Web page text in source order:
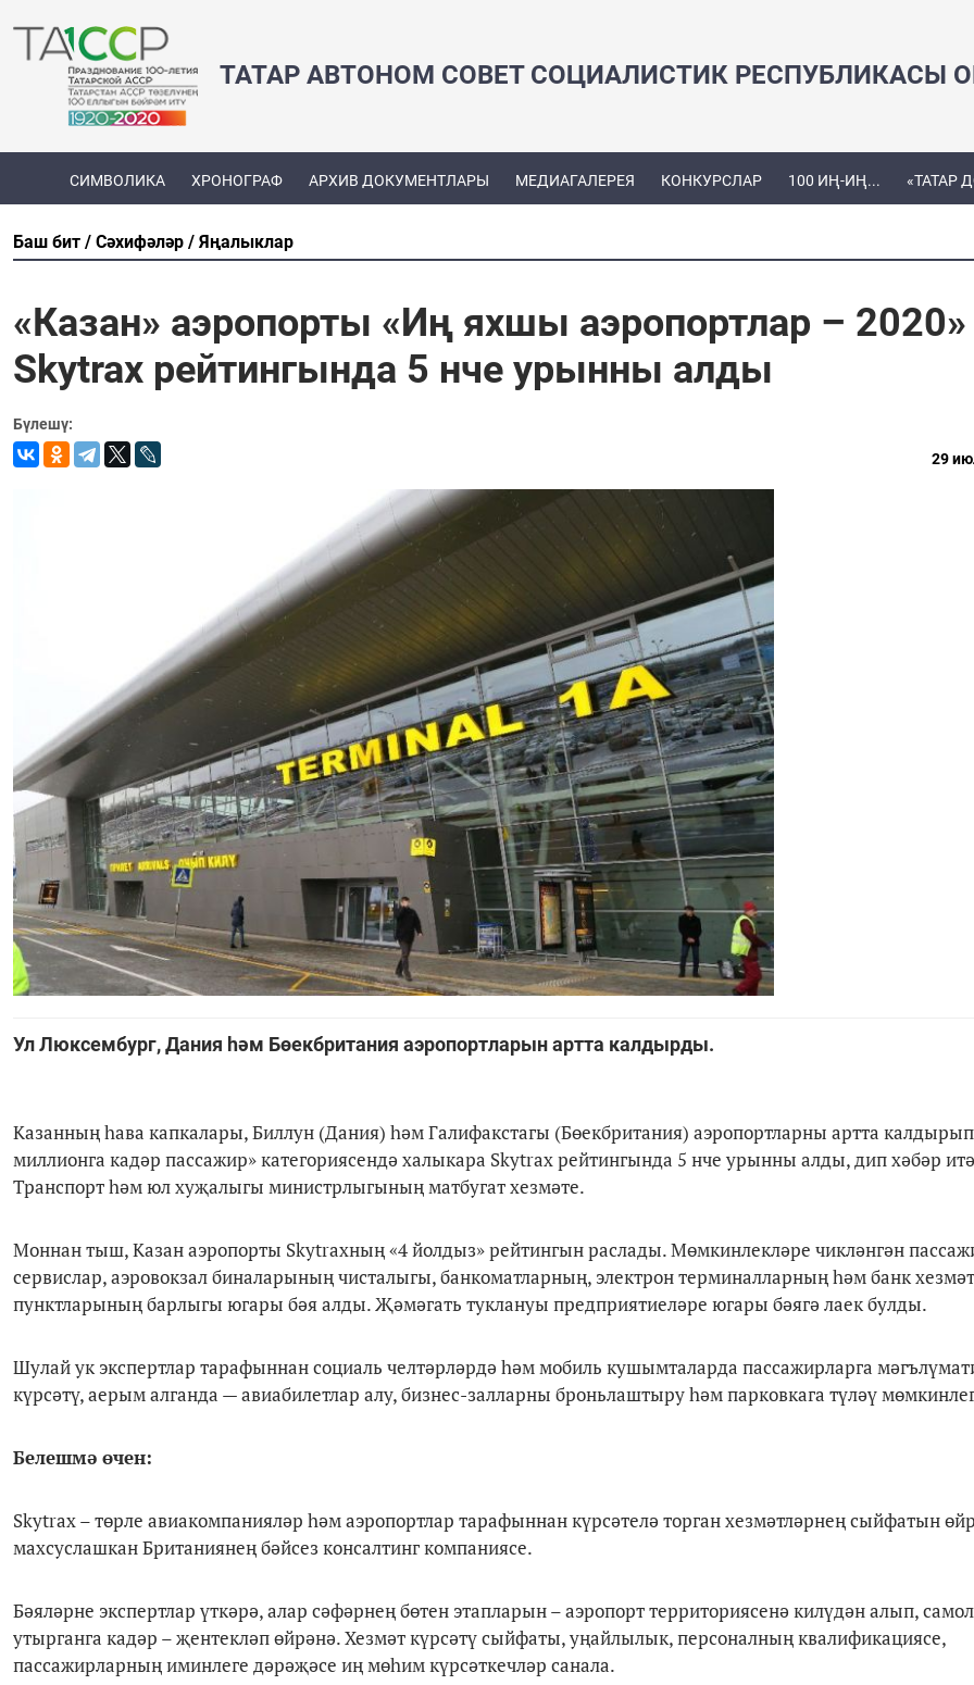
ТАТАР АВТОНОМ СОВЕТ СОЦИАЛИСТИК РЕСПУБЛИКАСЫ
СИМВОЛИКА ХРОНОГРАФ АРХИВ ДОКУМЕНТЛАРЫ МЕДИАГАЛЕРЕЯ КОНКУРСЛАР 100 ИҢ-ИҢ... «ТАТАР
Баш бит Сәхифәләр Яңалыклар
«Казан» аэропорты «Иң яхшы аэропортлар – 2020»
Skytrax рейтингында 5 нче урынны алды
Бүлешү:
29
Ул Люксембург, Дания һәм Бөекбритания аэропортларын артта калдырды.
Казанның һава капкалары, Биллун (Дания) һәм Галифакстагы (Бөекбритания) аэропортларны артта
миллионга кадәр пассажир» категориясендә халыкара Skytrax рейтингында 5 нче урынны алды, дип хәбәр
Транспорт һәм юл хуҗалыгы министрлыгының матбугат хезмәте.
Моннан тыш, Казан аэропорты Skytraxның «4 йолдыз» рейтингын раслады. Мөмкинлекләре чикләнгән
сервислар, аэровокзал биналарының чисталыгы, банкоматларның, электрон терминалларның һәм банк
пунктларының барлыгы югары бәя алды. Җәмәгать туклануы предприятиеләре югары бәягә лаек булды.
Шулай ук экспертлар тарафыннан социаль челтәрләрдә һәм мобиль кушымталарда пассажирларга
күрсәтү, аерым алганда — авиабилетлар алу, бизнес-залларны броньлаштыру һәм парковкага түләү
Белешмә өчен:
Skytrax – төрле авиакомпанияләр һәм аэропортлар тарафыннан күрсәтелә торган хезмәтләрнең сыйфатын
махсуслашкан Британиянең бәйсез консалтинг компаниясе.
Бәяләрне экспертлар үткәрә, алар сәфәрнең бөтен этапларын – аэропорт территориясенә килүдән алып,
утырганга кадәр – җентекләп өйрәнә. Хезмәт күрсәтү сыйфаты, уңайлылык, персоналның квалификациясе,
пассажирларның иминлеге дәрәҗәсе иң мөһим күрсәткечләр санала.